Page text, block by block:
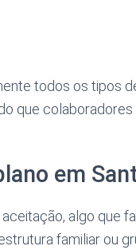
todos os tipos
que
em
algo que
familiar ou